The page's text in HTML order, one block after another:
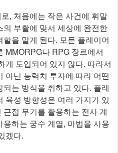
, 처음에는 작은 사건에 휘말
부활에 맞서 세상에 완전한
을 맡게 된다. 모든 플레이어
MMORPG나 RPG 장르에서
게 도입되어 있지 않다. 따라서
아닌 능력치 투자에 따라 어떤
는 방식을 취하고 있다. 플레
육성 방향성은 여러 가지가 있
접 무기를 활용하는 전사 계
하는 궁수 계열, 마법을 사용
겠다.